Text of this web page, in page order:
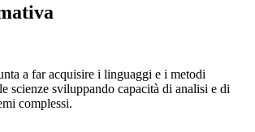
a far acquisire i linguaggi e i metodi
scienze sviluppando capacità di analisi e di
complessi.